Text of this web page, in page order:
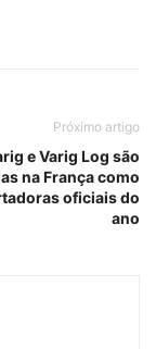
Próximo artigo
e Varig Log são
na França como
oficiais do
ano